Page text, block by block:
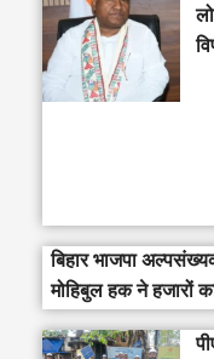
बिहार भाजपा
मोहिबुल हक ने हजारों